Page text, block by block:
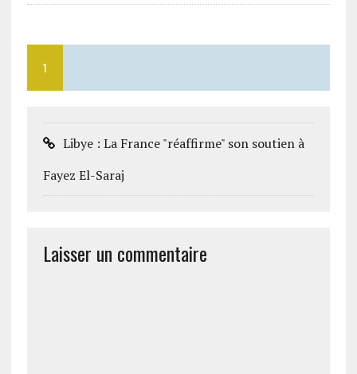
1
Libye : La France "réaffirme" son soutien à
Fayez El-Saraj
Laisser un commentaire